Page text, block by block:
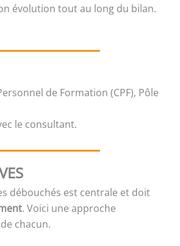
évolution tout au long du bilan.
de Formation (CPF), Pôle
le consultant.
débouchés est centrale et doit
. Voici une approche
chacun.